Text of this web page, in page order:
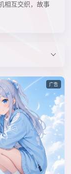
相互交织，故事
广告